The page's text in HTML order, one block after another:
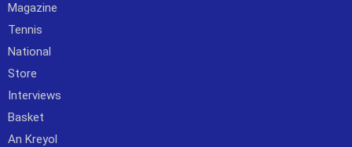
Magazine
Tennis
National
Store
Interviews
Basket
An Kreyol